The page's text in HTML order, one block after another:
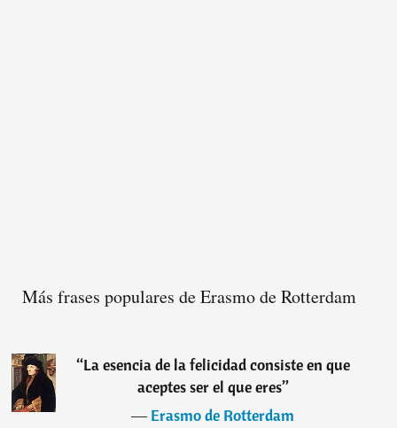
Más frases populares de Erasmo de Rotterdam
“La esencia de la felicidad consiste en que
aceptes ser el que eres”
―Erasmo de Rotterdam